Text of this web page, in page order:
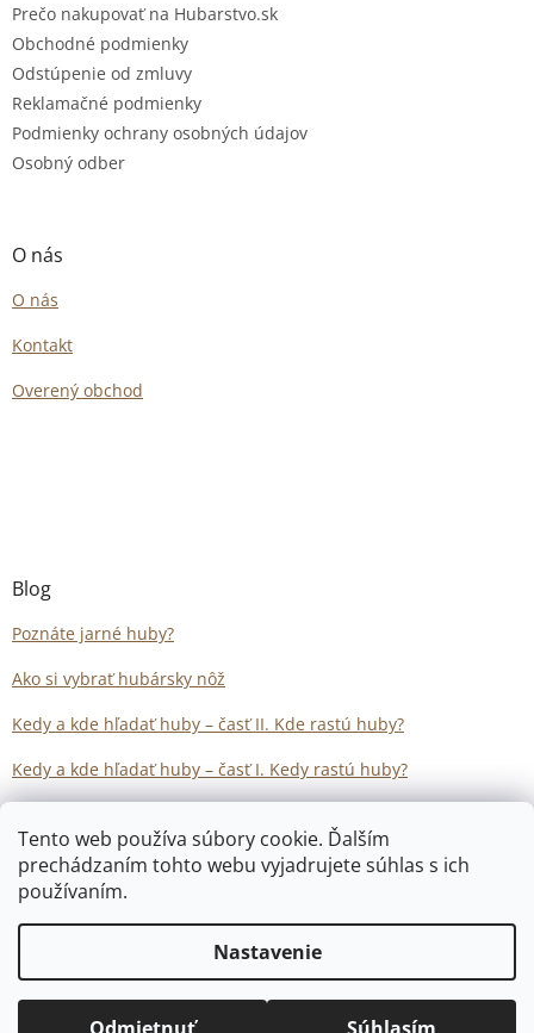
Tento web používa súbory cookie. Ďalším
prechádzaním tohto webu vyjadrujete súhlas s ich
používaním.
Nastavenie
Prečo nakupovať na Hubarstvo.sk
Obchodné podmienky
Odstúpenie od zmluvy
Reklamačné podmienky
Podmienky ochrany osobných údajov
Osobný odber
O nás
O nás
Kontakt
Overený obchod
Blog
Poznáte jarné huby?
Ako si vybrať hubársky nôž
Kedy a kde hľadať huby – časť II. Kde rastú huby?
Kedy a kde hľadať huby – časť I. Kedy rastú huby?
Copyright 2026Hubarstvo.sk. Všetky práva vyhradené.